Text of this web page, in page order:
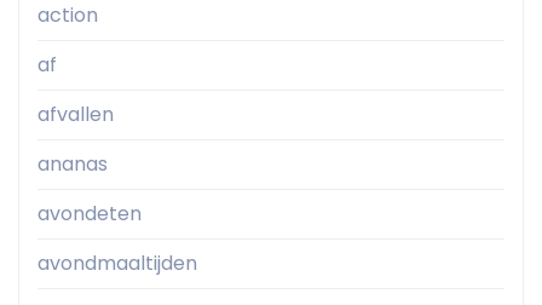
action
af
afvallen
ananas
avondeten
avondmaaltijden